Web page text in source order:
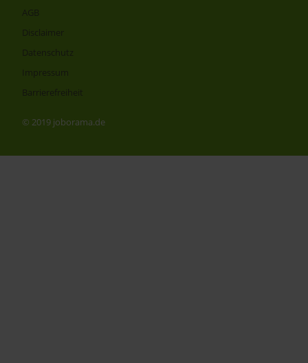
AGB
Disclaimer
Datenschutz
Impressum
Barrierefreiheit
© 2019 joborama.de